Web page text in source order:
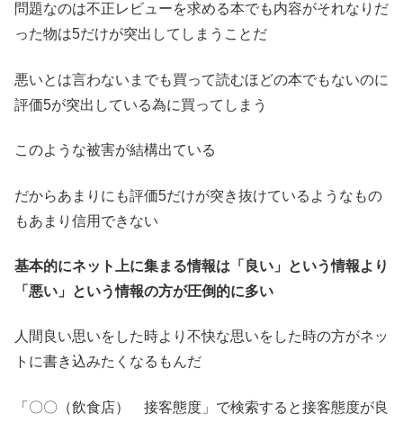
問題なのは不正レビューを求める本でも内容がそれなりだ
った物は5だけが突出してしまうことだ
悪いとは言わないまでも買って読むほどの本でもないのに
評価5が突出している為に買ってしまう
このような被害が結構出ている
だからあまりにも評価5だけが突き抜けているようなもの
もあまり信用できない
基本的にネット上に集まる情報は「良い」という情報より
「悪い」という情報の方が圧倒的に多い
人間良い思いをした時より不快な思いをした時の方がネッ
トに書き込みたくなるもんだ
「〇〇（飲食店） 接客態度」で検索すると接客態度が良